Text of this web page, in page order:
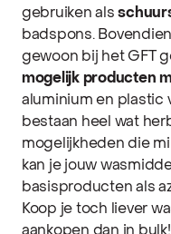
gebruiken als
badspons.
gewoon bij het GFT
mogelijk producten
aluminium en plastic
bestaan heel wat
mogelijkheden die
kan je jouw
basisproducten als
Koop je toch liever